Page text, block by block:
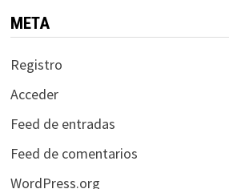
META
Registro
Acceder
Feed de entradas
Feed de comentarios
WordPress.org